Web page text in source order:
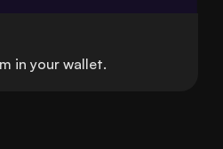
in your wallet.